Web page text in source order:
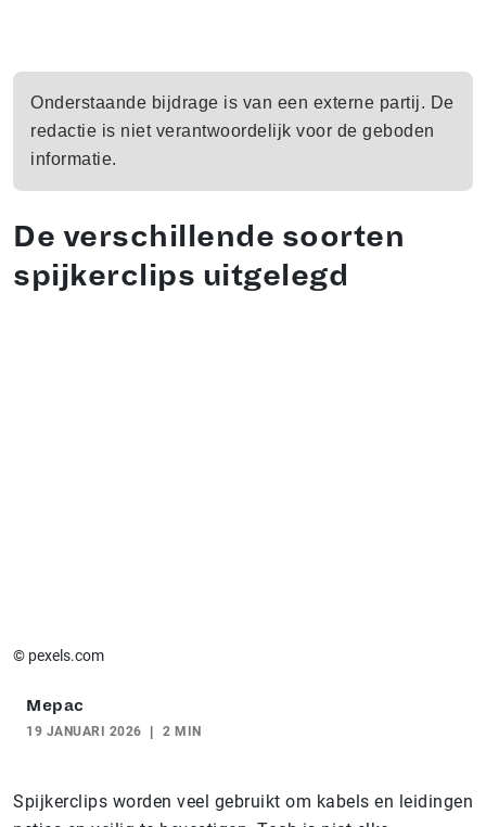
Onderstaande bijdrage is van een externe partij. De
redactie is niet verantwoordelijk voor de geboden
informatie.
De verschillende soorten
spijkerclips uitgelegd
© pexels.com
Mepac
19 JANUARI 2026 2 MIN
Spijkerclips worden veel gebruikt om kabels en leidingen